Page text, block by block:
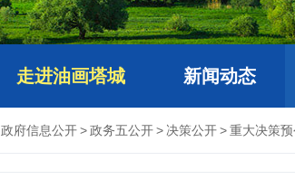
走进油画塔城 新闻动态
政府信息公开>政务五公开> 决策公开>重大决策